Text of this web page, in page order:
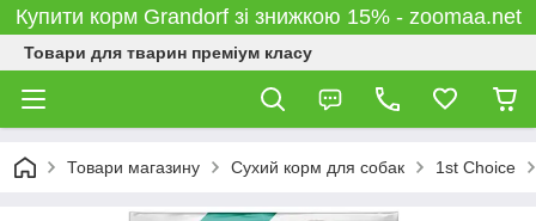
Купити корм Grandorf зі знижкою 15% - zoomaa.net
Товари для тварин преміум класу
Товари магазину Сухий корм для собак 1st Choice